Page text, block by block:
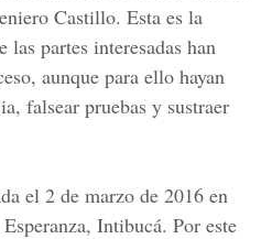
Castillo. Esta es la
las partes interesadas han
aunque para ello hayan
falsear pruebas y sustraer
el 2 de marzo de 2016 en
Intibucá. Por este